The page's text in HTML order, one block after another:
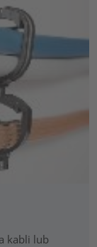
kabli lub